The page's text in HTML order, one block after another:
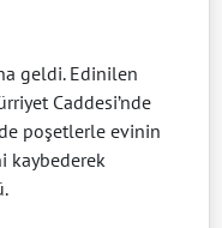
geldi. Edinilen
Caddesi’nde
poşetlerle evinin
kaybederek